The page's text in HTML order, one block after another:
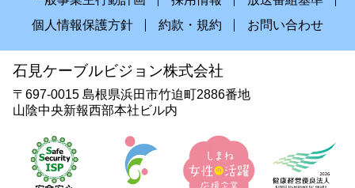
個人情報保護方針
約款・規約 お問い合わせ
石見ケーブルビジョン株式会社
〒697-0015 島根県浜田市竹迫町2886番地
山陰中央新報西部本社ビル内